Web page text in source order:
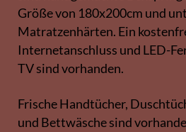
Größe von 180x200cm und
Matratzenhärten. Ein
Internetanschluss und LED-
TV sind vorhanden.
Frische Handtücher,
und Bettwäsche sind